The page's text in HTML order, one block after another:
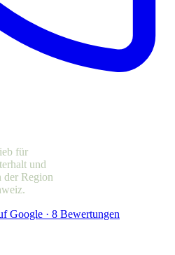
für
und
der Region
Google · 8 Bewertungen